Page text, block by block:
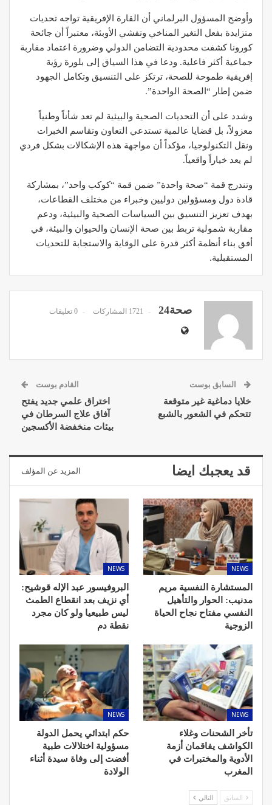
وأوضح المسؤول البرلماني أن القارة الإفريقية تواجه تحديات
متزايدة بفعل التغير المناخي وتفشي الأوبئة، معتبراً أن جائحة
كورونا كشفت محدودية التضامن الدولي وضرورة اعتماد مقاربة
جماعية أكثر فاعلية. ودعا في هذا السياق إلى بلورة رؤية
إفريقية طموحة للصحة، ترتكز على التنسيق وتكامل الجهود
ضمن إطار “الصحة الواحدة”.
وشدد على أن التحديات الصحية والبيئية لم تعد شأناً وطنياً
معزولاً، بل قضايا عالمية تستدعي التعاون وتقاسم الخبرات
ونقل التكنولوجيا، مؤكداً أن مواجهة هذه الإشكالات بشكل فردي
لم يعد خياراً واقعياً.
وتندرج قمة “صحة واحدة” ضمن قمة “كوكب واحد”، بمشاركة
قادة دول ومسؤولين دوليين وخبراء من مختلف القطاعات،
بهدف تعزيز التنسيق بين السياسات الصحية والبيئية، ودعم
مقاربة شمولية تربط بين صحة الإنسان والحيوان والبيئة، في
أفق بناء أنظمة أكثر قدرة على الوقاية والاستجابة للتحديات
المستقبلية.
صحة24 1721 المشاركات 0 تعليقات
السابق بوست
خلايا دماغية غير متوقعة
تتحكم في الشعور بالشبع
القادم بوست
اختراق علمي جديد يفتح
آفاق علاج السرطان في
بيئات منخفضة الأكسجين
قد يعجبك ايضا المزيد عن المؤلف
NEWS
المستشارة النفسية مريم
مدنيب: الحوار والتأهيل
النفسي مفتاح نجاح الحياة
الزوجية
NEWS
البروفيسور عبد الإله قوشيح:
أي نزيف بعد انقطاع الطمث
ليس طبيعيا ولو كان مجرد
نقطة دم
NEWS
تأخر الشحنات وغلاء
الكواشف يفاقمان أزمة
الأدوية والمختبرات في
المغرب
NEWS
حكم ابتدائي يحمل الدولة
مسؤولية اختلالات طبية
أفضت إلى وفاة سيدة أثناء
الولادة
السابق التالي